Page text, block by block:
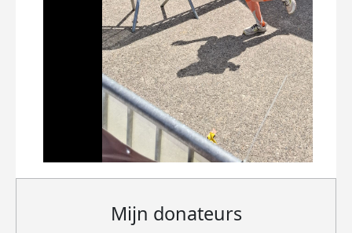
Mijn donateurs